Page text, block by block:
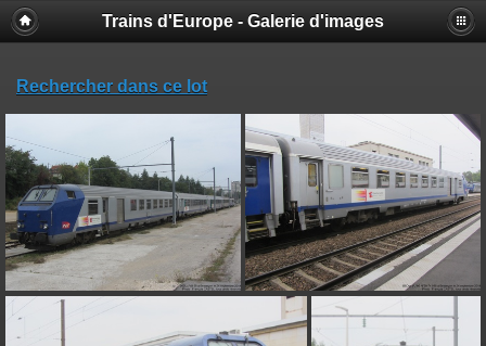
Trains d'Europe - Galerie d'images
Rechercher dans ce lot